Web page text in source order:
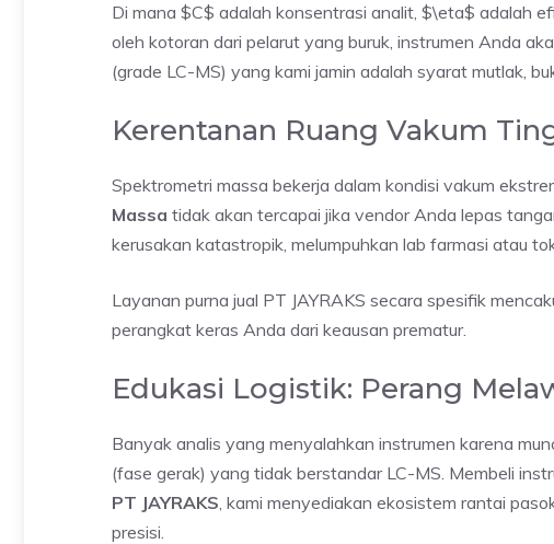
Di mana $C$ adalah konsentrasi analit, $\eta$ adalah
oleh kotoran dari pelarut yang buruk, instrumen Anda
(grade LC-MS) yang kami jamin adalah syarat mutlak,
Kerentanan Ruang Vakum
Spektrometri massa bekerja dalam kondisi vakum
Massa tidak akan tercapai jika vendor Anda lepas
kerusakan katastropik, melumpuhkan lab farmasi atau
Layanan purna jual PT JAYRAKS secara spesifik
perangkat keras Anda dari keausan prematur.
Edukasi Logistik: Perang
Banyak analis yang menyalahkan instrumen karena
(fase gerak) yang tidak berstandar LC-MS. Membeli
PT JAYRAKS, kami menyediakan ekosistem rantai
presisi.